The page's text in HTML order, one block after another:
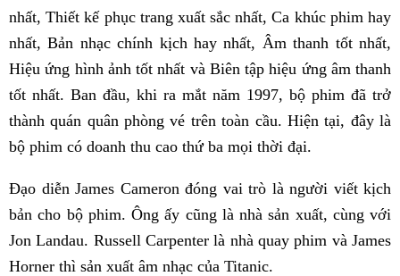
nhất, Thiết kế phục trang xuất sắc nhất, Ca khúc phim hay
nhất, Bản nhạc chính kịch hay nhất, Âm thanh tốt nhất,
Hiệu ứng hình ảnh tốt nhất và Biên tập hiệu ứng âm thanh
tốt nhất. Ban đầu, khi ra mắt năm 1997, bộ phim đã trở
thành quán quân phòng vé trên toàn cầu. Hiện tại, đây là
bộ phim có doanh thu cao thứ ba mọi thời đại.
Đạo diễn James Cameron đóng vai trò là người viết kịch
bản cho bộ phim. Ông ấy cũng là nhà sản xuất, cùng với
Jon Landau. Russell Carpenter là nhà quay phim và James
Horner thì sản xuất âm nhạc của Titanic.